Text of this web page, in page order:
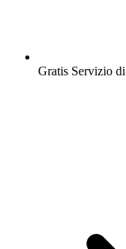
Gratis Servizio